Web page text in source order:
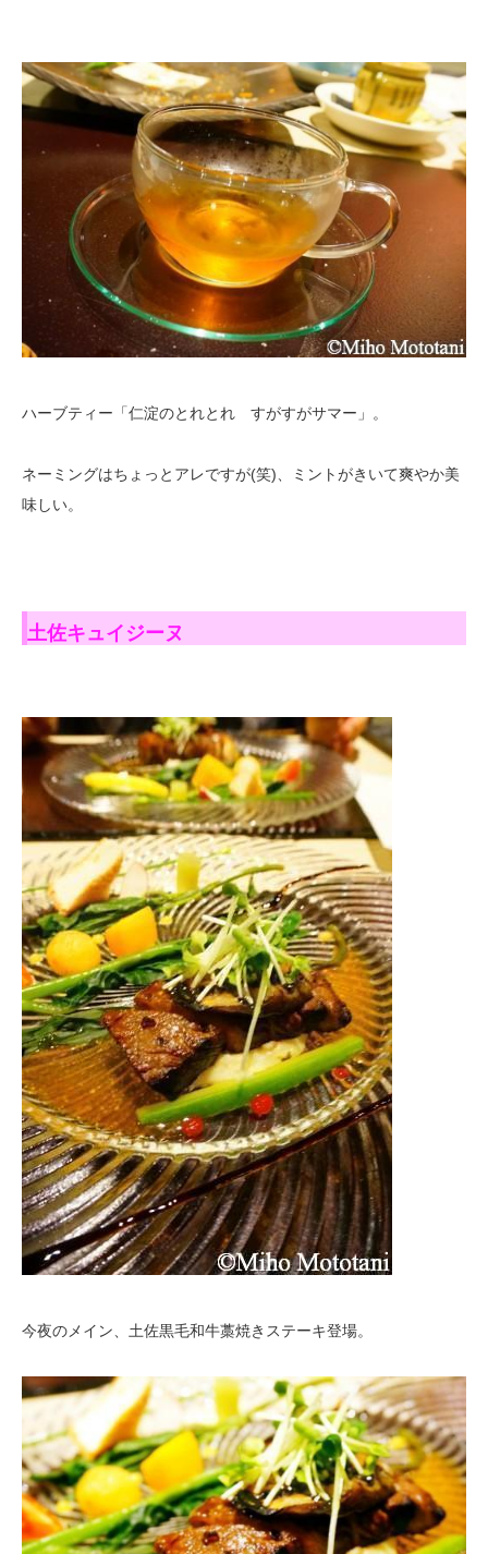
ハーブティー「仁淀のとれとれ すがすがサマー」。
ネーミングはちょっとアレですが(笑)、ミントがきいて爽やか美
味しい。
土佐キュイジーヌ
今夜のメイン、土佐黒毛和牛藁焼きステーキ登場。